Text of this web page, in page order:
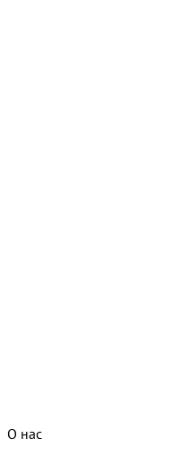
О нас